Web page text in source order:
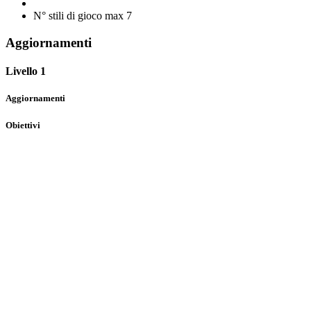
N° stili di gioco max 7
Aggiornamenti
Livello 1
Aggiornamenti
Obiettivi